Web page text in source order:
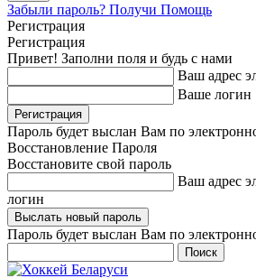
Забыли пароль? Получи Помощь
Регистрация
Регистрация
Привет! Заполни поля и будь с нами
Ваш адрес
Ваше логин
Пароль будет выслан Вам по
Восстановление Пароля
Восстановите свой пароль
Ваш адрес
логин
Пароль будет выслан Вам по